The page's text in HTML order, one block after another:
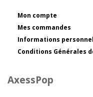
Mon compte
Mes commandes
Informations
Conditions Générales
AxessPop